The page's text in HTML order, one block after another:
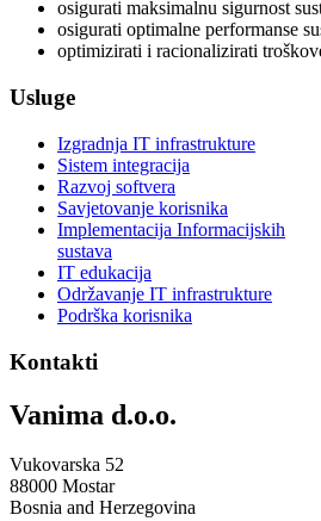
osigurati maksimalnu sigurnost
osigurati optimalne performanse
optimizirati i racionalizirati
Usluge
Izgradnja IT infrastrukture
Sistem integracija
Razvoj softvera
Savjetovanje korisnika
Implementacija Informacijskih
sustava
IT edukacija
Održavanje IT infrastrukture
Podrška korisnika
Kontakti
Vanima d.o.o.
Vukovarska 52
88000 Mostar
Bosnia and Herzegovina